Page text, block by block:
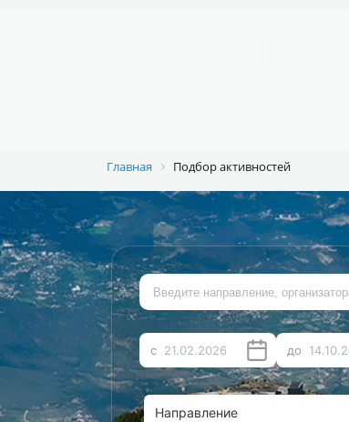
Главная Подбор активностей
с до
Направление